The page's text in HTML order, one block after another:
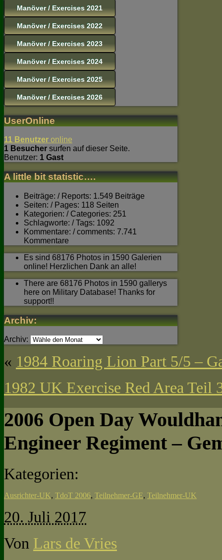
Manöver / Exercises 2021
Manöver / Exercises 2022
Manöver / Exercises 2023
Manöver / Exercises 2024
Manöver / Exercises 2025
Manöver / Exercises 2026
UserOnline
11 Benutzer online
1 Besucher surfen auf dieser Seite.
Benutzer: 1 Gast
A little bit statistic….
Beiträge: / Reports: 1.549 Beiträge
Seiten: / Pages: 118 Seiten
Kategorien: / Categories: 251
Schlagworte: / Tags: 1092
Kommentare: / comments: 7.741
Kommentare
Es sind 68176 Photos in 1590 Galerien
online! Herzlichen Dank an alle!
There are 68176 Photos in 1590 gallerys
here on Military Database! Thanks for
support!!
Archiv:
Archiv:
« 1984 Roaring Lion Part 5/5 –
1982 UK Exercise Red Area Teil
2006 Open Day
Engineer Regiment –
Kategorien:
Ausrichter-UK, TdoT 2006, Teilnehmer-GE, Teilnehmer-UK
20. Juli 2017
Von Lars de Vries